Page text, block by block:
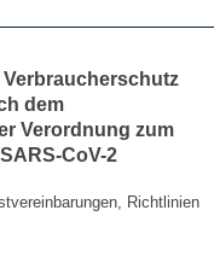
dem
Verordnung zum
CoV-2
Richtlinien